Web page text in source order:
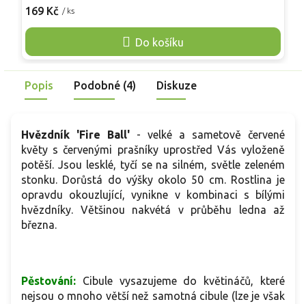
169 Kč / ks
Do košíku
aroma sušených květů po namočení ve vlažné vodě. Kultivar
60–80 cm. Od července do září nese jednostranné klasy
trubkovitých květů oranžovočervené barvy se žlutým
vyhledávají čmeláci a motýli, v záhonech ladí s travinami,
třapatkami, rozchodníky, řebříčky i šalvějemi.
Popis Podobné (4) Diskuze
Hvězdník 'Fire Ball' - velké a sametově červené
květy s červenými prašníky uprostřed Vás vyloženě
potěší. Jsou lesklé, tyčí se na silném, světle zeleném
stonku. Dorůstá do výšky okolo 50 cm. Rostlina je
opravdu okouzlující, vynikne v kombinaci s bílými
hvězdníky. Většinou nakvétá v průběhu ledna až
března.
Pěstování:
Cibule vysazujeme do květináčů, které
nejsou o mnoho větší než samotná cibule (lze je však